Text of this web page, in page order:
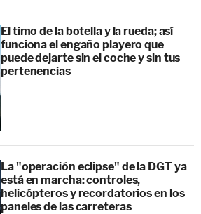
El timo de la botella y la rueda; así
funciona el engaño playero que
puede dejarte sin el coche y sin tus
pertenencias
La "operación eclipse" de la DGT ya
está en marcha: controles,
helicópteros y recordatorios en los
paneles de las carreteras